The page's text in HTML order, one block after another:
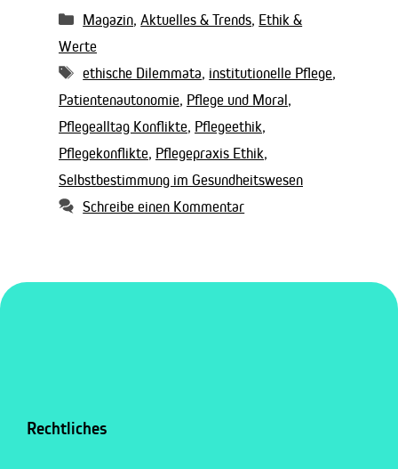
Kategorien
Magazin,Aktuelles & Trends, Ethik &
Werte
Schlagwörter
ethische Dilemmata, institutionelle Pflege,
Patientenautonomie, Pflege und Moral,
Pflegealltag Konflikte, Pflegeethik,
Pflegekonflikte, Pflegepraxis Ethik,
Selbstbestimmung im Gesundheitswesen
Schreibe einen Kommentar
Rechtliches